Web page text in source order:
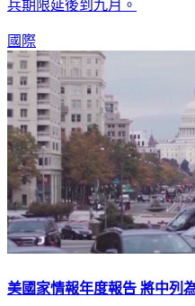
兵期限延後到九月。
國際
美國家情報年度報告 將中列